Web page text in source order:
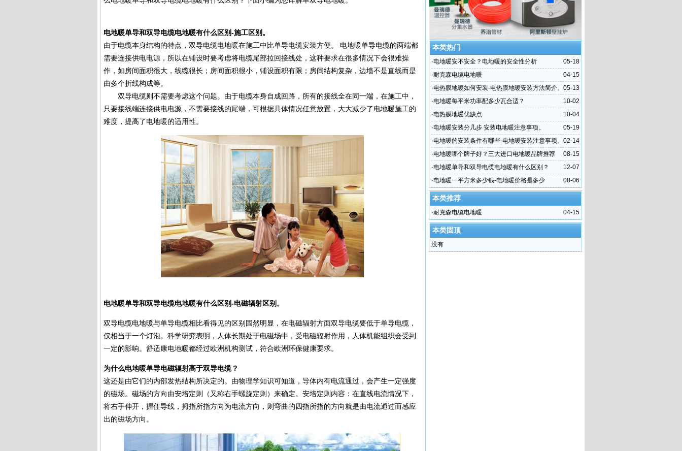
电地暖单导和双导电缆电地暖有什么区别-施工区别。
由于电缆本身结构的特点，双导电缆电地暖在施工中比单导电缆安装方便。 电地暖单导电缆的两端都
需要连接供电电源，所以在铺设时要考虑将电缆尾部拉回接线处，这种要求在很多情况下会很难操
作，如房间面积很大，线缆很长；房间面积很小，铺设面积有限；房间结构复杂，边墙不是直线而是
由多个折线构成等。
双导电缆则不需要考虑这个问题。由于电缆本身自成回路，所有的接线全在同一端，在施工中，
只要接线端连接供电电源，不需要接线的尾端，可根据具体情况任意放置，大大减少了电地暖施工的
难度，提高了电地暖的适用性。
电地暖单导和双导电缆电地暖有什么区别-电磁辐射区别。
双导电缆电地暖与单导电缆相比看得见的区别固然明显，在电磁辐射方面双导电缆要低于单导电缆，
仅相当于一个灯泡。科学研究表明，人体长期处于电磁场中，受电磁辐射作用，人体机能组织会受到
一定的影响。舒适康电地暖都经过欧洲机构测试，符合欧洲环保健康要求。
为什么电地暖单导电磁辐射高于双导电缆？
这还是由它们的内部发热结构所决定的。由物理学知识可知道，导体内有电流通过，会产生一定强度
的磁场。磁场的方向由安培定则（又称右手螺旋定则）来确定。安培定则内容：在直线电流情况下，
将右手伸开，握住导线，拇指所指方向为电流方向，则弯曲的四指所指的方向就是由电流通过而感应
出的磁场方向。
本类热门
05-18
·电地暖安不安全？电地暖的安全性分析
04-15
·耐克森电缆电地暖
05-13
·电热膜地暖如何安装-电热膜地暖安装方法简介。
10-02
·电地暖每平米功率配多少瓦合适？
10-04
·电热膜地暖优缺点
05-19
·电地暖安装分几步 安装电地暖注意事项。
02-14
·电地暖的安装条件有哪些-电地暖安装注意事项。
08-15
·电地暖哪个牌子好？三大进口电地暖品牌推荐
12-07
·电地暖单导和双导电缆电地暖有什么区别？
08-06
·电地暖一平方米多少钱-电地暖价格是多少
本类推荐
04-15
·耐克森电缆电地暖
本类固顶
没有